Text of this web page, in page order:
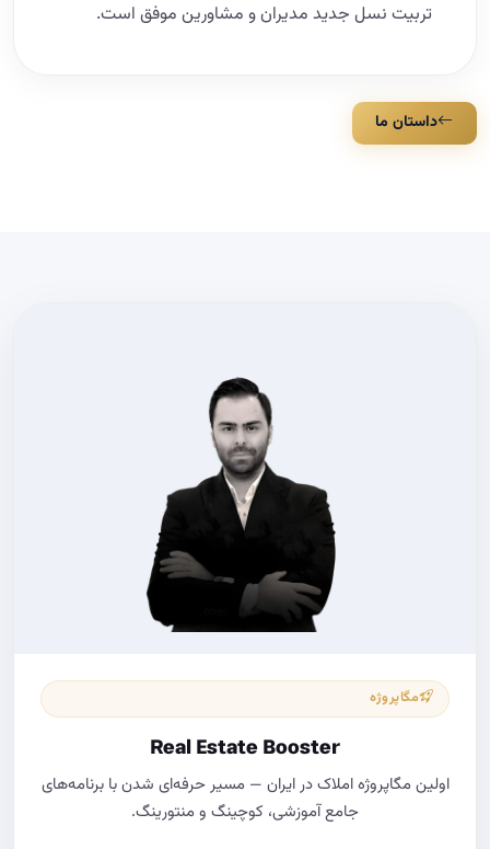
تربیت نسل جدید مدیران و مشاورین موفق است.
داستان ما
مگاپروژه
Real Estate Booster
اولین مگاپروژه املاک در ایران — مسیر حرفه‌ای شدن با برنامه‌های
جامع آموزشی، کوچینگ و منتورینگ.